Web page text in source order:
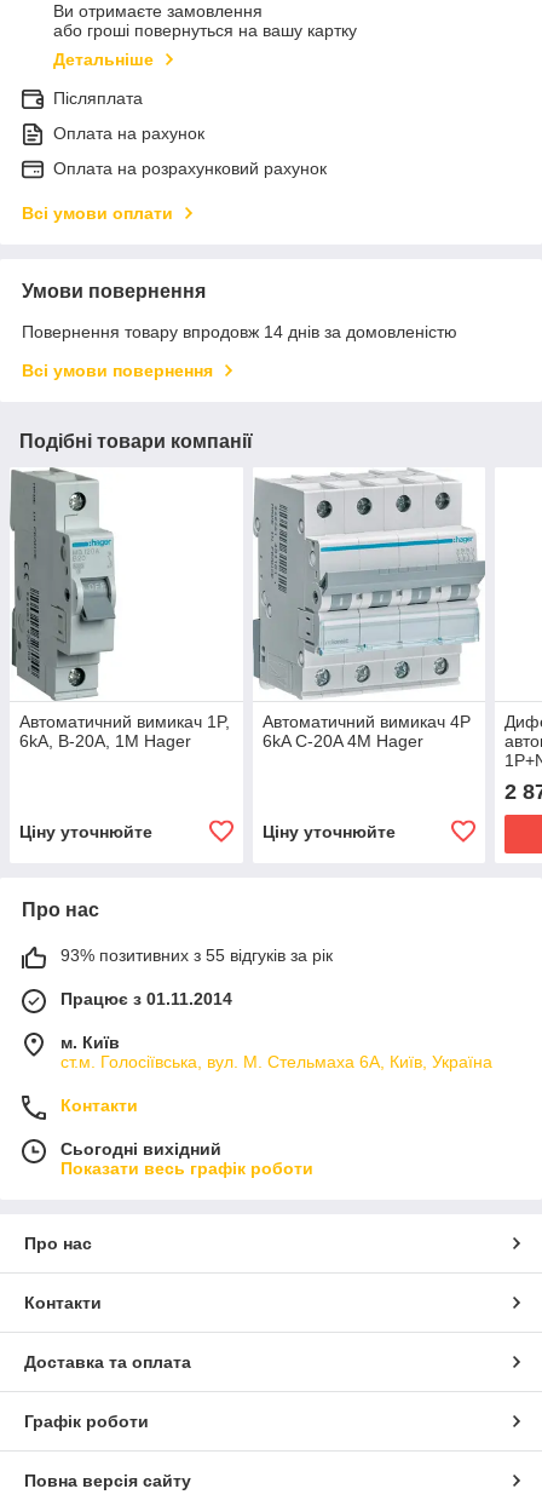
Ви отримаєте замовлення
або гроші повернуться на вашу картку
Детальніше
Післяплата
Оплата на рахунок
Оплата на розрахунковий рахунок
Всі умови оплати
Умови повернення
Повернення товару впродовж 14 днів за домовленістю
Всі умови повернення
Подібні товари компанії
Автоматичний вимикач 1P,
6kA, B-20A, 1M Hager
Ціну уточнюйте
Автоматичний вимикач 4P
6kA C-20A 4M Hager
Ціну уточнюйте
2
Про нас
93% позитивних з 55 відгуків за рік
Працює з 01.11.2014
м. Київ
ст.м. Голосіївська, вул. М. Стельмаха 6А, Київ, Україна
Контакти
Сьогодні вихідний
Показати весь графік роботи
Про нас
Контакти
Доставка та оплата
Графік роботи
Повна версія сайту